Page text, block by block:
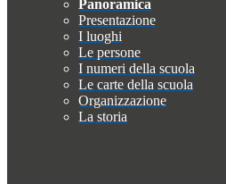
Panoramica
Presentazione
I luoghi
Le persone
I numeri della scuola
Le carte della scuola
Organizzazione
La storia